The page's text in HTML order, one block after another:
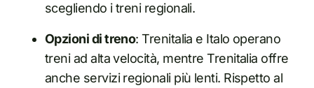
scegliendo i treni regionali.
Opzioni di treno: Trenitalia e Italo operano
treni ad alta velocità, mentre Trenitalia offre
anche servizi regionali più lenti. Rispetto al